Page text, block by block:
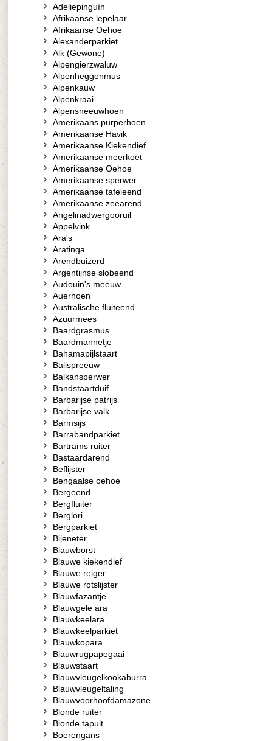
Adeliepinguïn
Afrikaanse lepelaar
Afrikaanse Oehoe
Alexanderparkiet
Alk (Gewone)
Alpengierzwaluw
Alpenheggenmus
Alpenkauw
Alpenkraai
Alpensneeuwhoen
Amerikaans purperhoen
Amerikaanse Havik
Amerikaanse Kiekendief
Amerikaanse meerkoet
Amerikaanse Oehoe
Amerikaanse sperwer
Amerikaanse tafeleend
Amerikaanse zeearend
Angelinadwergooruil
Appelvink
Ara's
Aratinga
Arendbuizerd
Argentijnse slobeend
Audouin's meeuw
Auerhoen
Australische fluiteend
Azuurmees
Baardgrasmus
Baardmannetje
Bahamapijlstaart
Balispreeuw
Balkansperwer
Bandstaartduif
Barbarijse patrijs
Barbarijse valk
Barmsijs
Barrabandparkiet
Bartrams ruiter
Bastaardarend
Beflijster
Bengaalse oehoe
Bergeend
Bergfluiter
Berglori
Bergparkiet
Bijeneter
Blauwborst
Blauwe kiekendief
Blauwe reiger
Blauwe rotslijster
Blauwfazantje
Blauwgele ara
Blauwkeelara
Blauwkeelparkiet
Blauwkopara
Blauwrugpapegaai
Blauwstaart
Blauwvleugelkookaburra
Blauwvleugeltaling
Blauwvoorhoofdamazone
Blonde ruiter
Blonde tapuit
Boerengans